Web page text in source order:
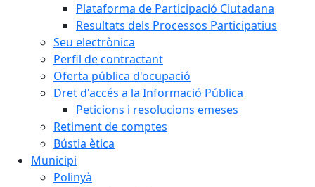
Plataforma de Participació Ciutadana
Resultats dels Processos Participatius
Seu electrònica
Perfil de contractant
Oferta pública d'ocupació
Dret d'accés a la Informació Pública
Peticions i resolucions emeses
Retiment de comptes
Bústia ètica
Municipi
Polinyà